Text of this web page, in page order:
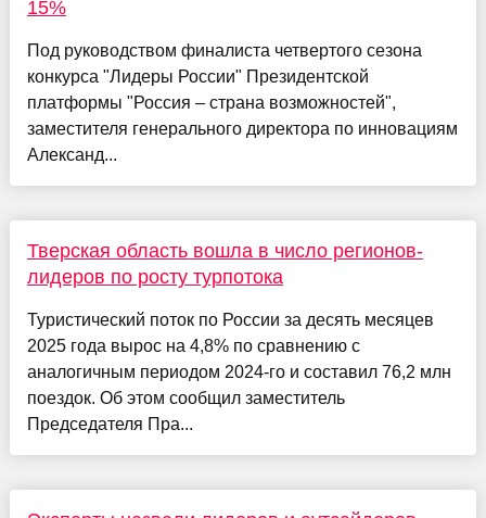
15%
Под руководством финалиста четвертого сезона
конкурса "Лидеры России" Президентской
платформы "Россия – страна возможностей",
заместителя генерального директора по инновациям
Александ...
Тверская область вошла в число регионов-
лидеров по росту турпотока
Туристический поток по России за десять месяцев
2025 года вырос на 4,8% по сравнению с
аналогичным периодом 2024-го и составил 76,2 млн
поездок. Об этом сообщил заместитель
Председателя Пра...